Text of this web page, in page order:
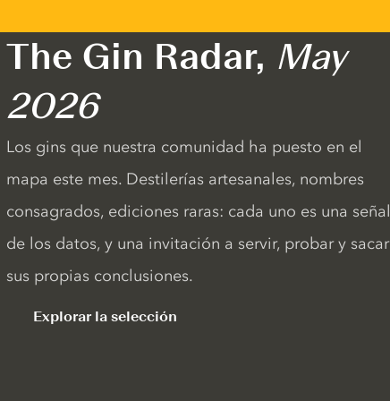
The Gin Radar, May
2026
Los gins que nuestra comunidad ha puesto en el
mapa este mes. Destilerías artesanales, nombres
consagrados, ediciones raras: cada uno es una señal
de los datos, y una invitación a servir, probar y sacar
sus propias conclusiones.
Explorar la selección